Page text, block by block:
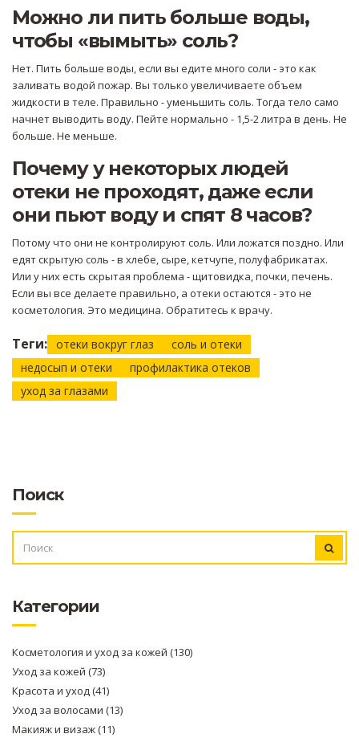
Можно ли пить больше воды,
чтобы «вымыть» соль?
Нет. Пить больше воды, если вы едите много соли - это как
заливать водой пожар. Вы только увеличиваете объем
жидкости в теле. Правильно - уменьшить соль. Тогда тело само
начнет выводить воду. Пейте нормально - 1,5-2 литра в день. Не
больше. Не меньше.
Почему у некоторых людей
отеки не проходят, даже если
они пьют воду и спят 8 часов?
Потому что они не контролируют соль. Или ложатся поздно. Или
едят скрытую соль - в хлебе, сыре, кетчупе, полуфабрикатах.
Или у них есть скрытая проблема - щитовидка, почки, печень.
Если вы все делаете правильно, а отеки остаются - это не
косметология. Это медицина. Обратитесь к врачу.
Теги: отеки вокруг глаз
соль и отеки
недосып и отеки
профилактика отеков
уход за глазами
Поиск
Категории
Косметология и уход за кожей (130)
Уход за кожей (73)
Красота и уход(41)
Уход за волосами (13)
Макияж и визаж(11)